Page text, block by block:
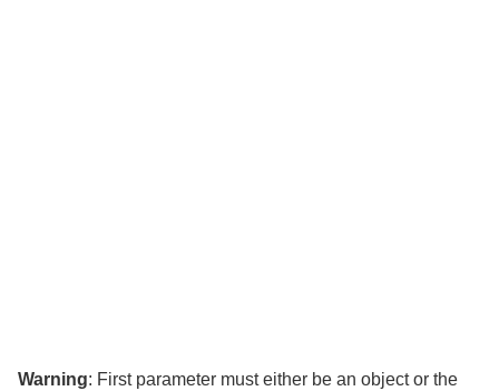
Warning: First parameter must either be an object or the